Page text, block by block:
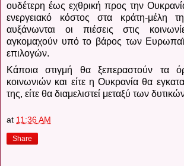
ουδέτερη έως εχθρική προς την
ενεργειακό κόστος στα κράτη-
αυξάνωνται οι πιέσεις στις
αγκομαχούν υπό το βάρος των
επιλογών.
Κάποια στιγμή θα ξεπεραστούν τα
κοινωνιών και είτε η Ουκρανία θα
της, είτε θα διαμελιστεί μεταξύ των
at 11:36 AM
Share